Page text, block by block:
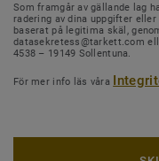
Som framgår av gällande lag
radering av dina uppgifter
baserat på legitima skäl,
datasekretess@tarkett.com
4538 – 19149 Sollentuna.
För mer info läs våra